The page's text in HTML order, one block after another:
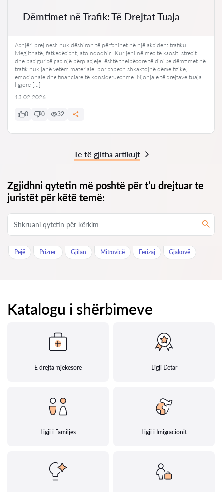
Dëmtimet në Trafik: Të Drejtat Tuaja
Asnjëri prej nesh nuk dëshiron të përfshihet në një aksident trafiku.
Megjithatë, fatkeqësisht, ato ndodhin. Kur jeni në mes të kaosit, stresit
dhe pasigurisë pas një përplasjeje, është thelbësore të dini se dëmtimet në
trafik nuk janë vetëm materiale, por shpesh shkaktojnë dëme fizike,
emocionale dhe financiare të konsiderueshme. Njohja e të drejtave tuaja
ligjore […]
13.02.2026
0 0 32
Te të gjitha artikujt
Zgjidhni qytetin më poshtë për t’u drejtuar te
juristët për këtë temë:
Pejë Prizren Gjilan Mitrovicë Ferizaj Gjakovë
Katalogu i shërbimeve
E drejta mjekësore Ligji Detar
Ligji i Familjes Ligji i Imigracionit